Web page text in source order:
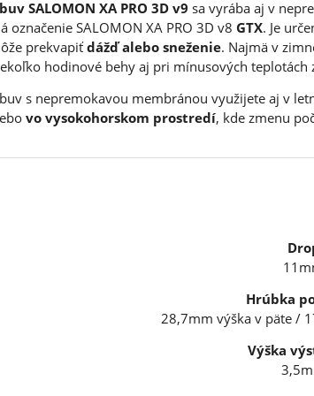
SALOMON XA PRO 3D v9 sa vyrába aj v
označenie SALOMON XA PRO 3D v8GTX. Je
prekvapiťdážď alebo sneženie. Najmä v
hodinové behy aj pri mínusových teplotách
s nepremokavou membránou využijete aj v
vo vysokohorskom prostredí, kde zmenu
Hrúbka
28,7mm výška v päte /
Výška